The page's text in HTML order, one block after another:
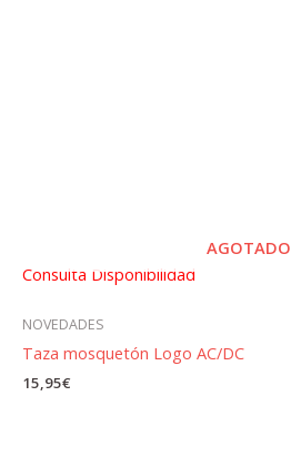
AGOTADO
Consulta Disponibilidad
NOVEDADES
Taza mosquetón Logo AC/DC
15,95€